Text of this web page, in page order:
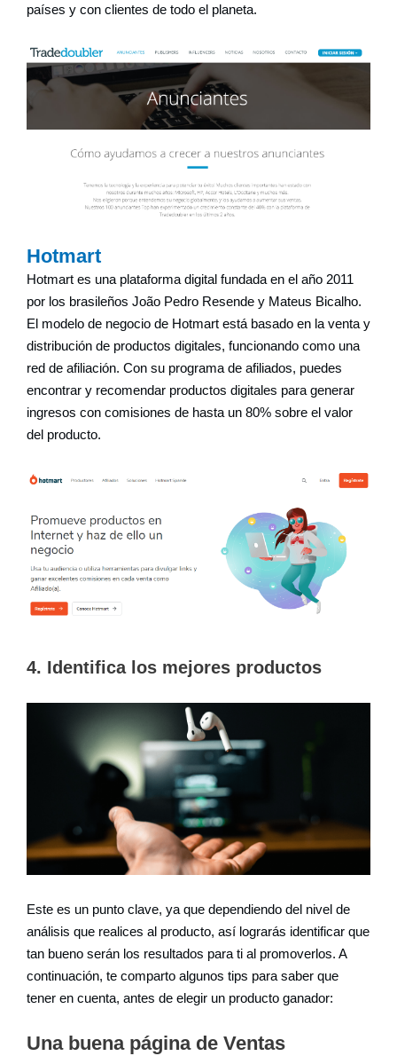
países y con clientes de todo el planeta.
Hotmart
Hotmart es una plataforma digital fundada en el año 2011
por los brasileños João Pedro Resende y Mateus Bicalho.
El modelo de negocio de Hotmart está basado en la venta y
distribución de productos digitales, funcionando como una
red de afiliación. Con su programa de afiliados, puedes
encontrar y recomendar productos digitales para generar
ingresos con comisiones de hasta un 80% sobre el valor
del producto.
4. Identifica los mejores productos
Este es un punto clave, ya que dependiendo del nivel de
análisis que realices al producto, así lograrás identificar que
tan bueno serán los resultados para ti al promoverlos. A
continuación, te comparto algunos tips para saber que
tener en cuenta, antes de elegir un producto ganador:
Una buena página de Ventas